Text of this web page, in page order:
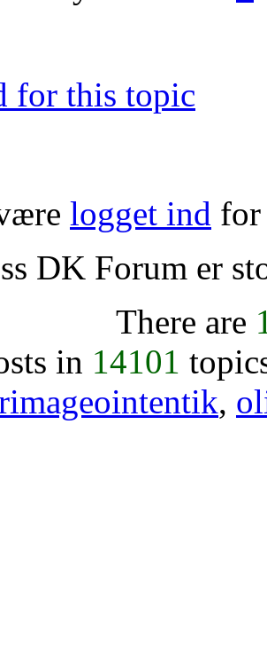
for this topic
logget ind for
DK Forum er
There are
in 14101
,